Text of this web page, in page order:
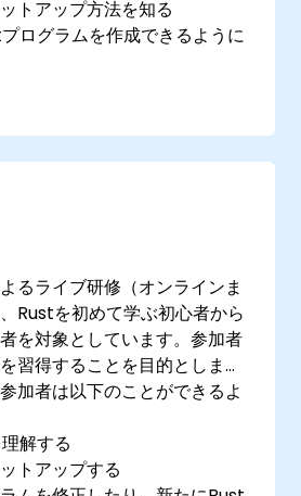
トアップ方法を知る
ログラムを作成できるように
ラブルの対処法を理解する
るライブ研修（オンラインま
Rustを初めて学ぶ初心者から
を対象としています。参加者
習得することを目的としま
加者は以下のことができるよ
解する
トアップする